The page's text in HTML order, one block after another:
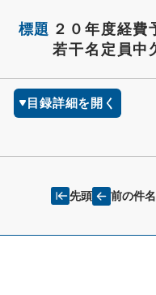
標題 ２０年度経費
若干名定員中
目録詳細を開く
先頭 前の件名